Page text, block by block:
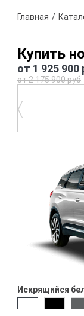
Главная
Купить
от 1 925 900
от 2 175 900 руб
〈
Искрящийся